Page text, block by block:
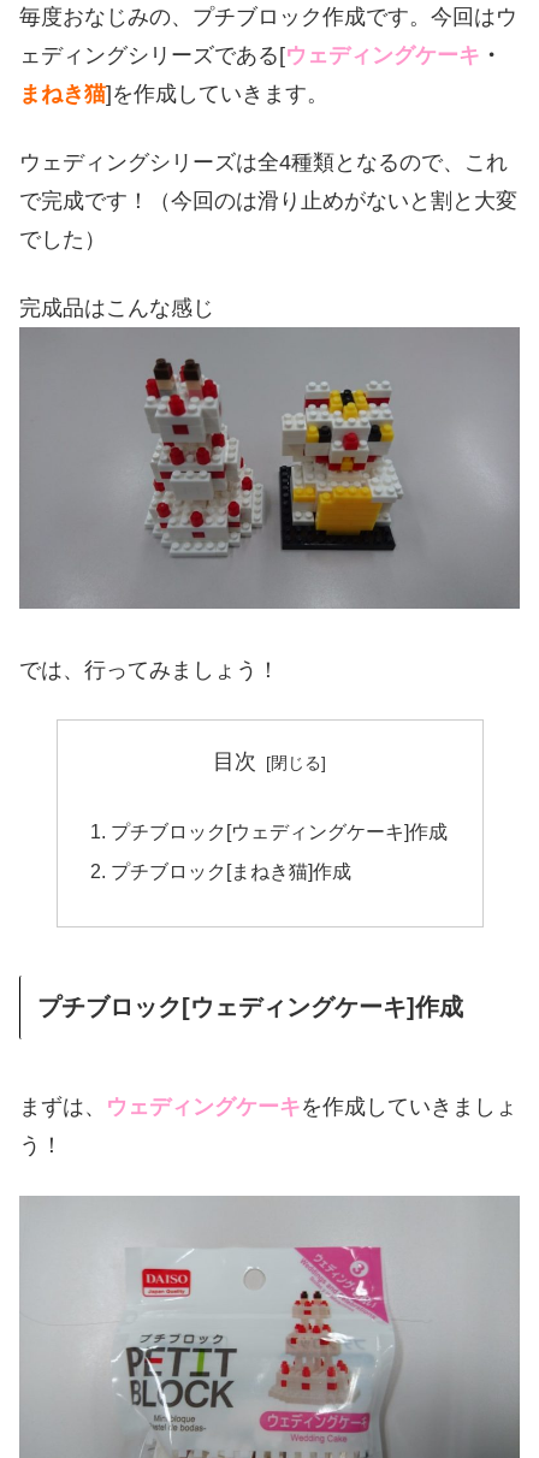
毎度おなじみの、プチブロック作成です。今回はウ
ェディングシリーズである[ウェディングケーキ ・
まねき猫]を作成していきます。
ウェディングシリーズは全4種類となるので、これ
で完成です！（今回のは滑り止めがないと割と大変
でした）
完成品はこんな感じ
では、行ってみましょう！
目次
プチブロック[ウェディングケーキ]作成
プチブロック[まねき猫]作成
プチブロック[ウェディングケーキ]作成
まずは、 ウェディングケーキを作成していきましょ
う！